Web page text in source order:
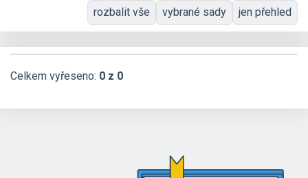
rozbalit vše vybrané sady jen přehled
Celkem vyřeseno: 0 z 0